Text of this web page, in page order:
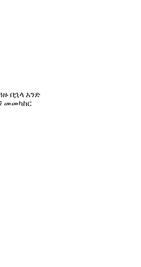
በኋላ አንድ
መመካከር